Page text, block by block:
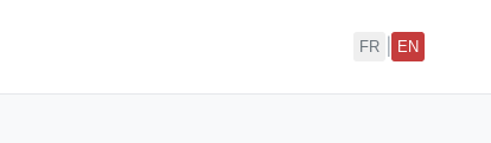
FR EN